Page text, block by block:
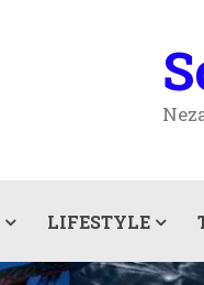
LIFESTYLE